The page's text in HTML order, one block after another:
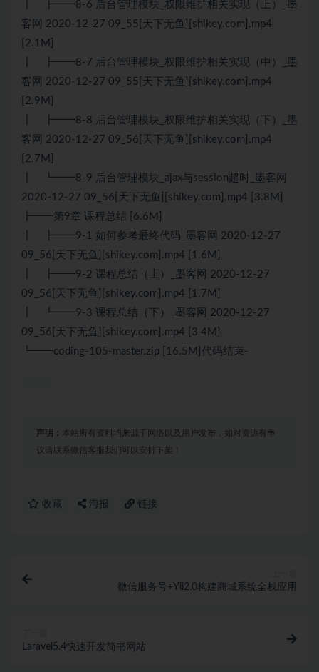
┃ ┣━━8-6 后台管理模块_权限维护相关实现（上）_墨
客网 2020-12-27 09_55[天下无鱼][shikey.com].mp4
[2.1M]
┃ ┣━━8-7 后台管理模块_权限维护相关实现（中）_墨
客网 2020-12-27 09_55[天下无鱼][shikey.com].mp4
[2.9M]
┃ ┣━━8-8 后台管理模块_权限维护相关实现（下）_墨
客网 2020-12-27 09_56[天下无鱼][shikey.com].mp4
[2.7M]
┃ ┗━━8-9 后台管理模块_ajax与session超时_墨客网
2020-12-27 09_56[天下无鱼][shikey.com].mp4 [3.8M]
┣━━第9章 课程总结 [6.6M]
┃ ┣━━9-1 如何参考最终代码_墨客网 2020-12-27
09_56[天下无鱼][shikey.com].mp4 [1.6M]
┃ ┣━━9-2 课程总结（上）_墨客网 2020-12-27
09_56[天下无鱼][shikey.com].mp4 [1.7M]
┃ ┗━━9-3 课程总结（下）_墨客网 2020-12-27
09_56[天下无鱼][shikey.com].mp4 [3.4M]
┗━━coding-105-master.zip [16.5M]代码结束-
声明： 本站所有资料均来源于网络以及用户发布，如对资源有争
议请联系微信客服我们可以安排下架！
收藏 海报 链接
微信服务号+Yii2.0构建商城系统全栈应用
Laravel5.4快速开发简书网站